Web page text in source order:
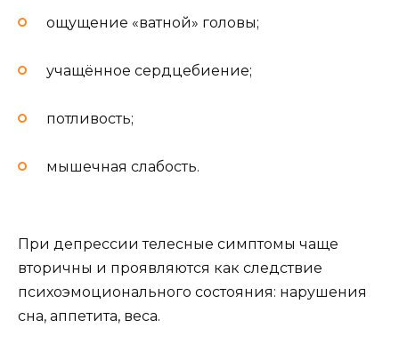
ощущение «ватной» головы;
учащённое сердцебиение;
потливость;
мышечная слабость.
При депрессии телесные симптомы чаще
вторичны и проявляются как следствие
психоэмоционального состояния: нарушения
сна, аппетита, веса.